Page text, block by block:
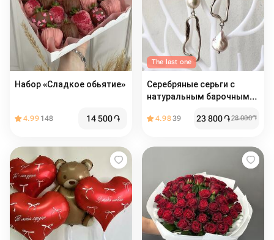
Набор «Сладкое обьятие»
4.99 148 14 500֏
The last one
Серебряные серьги с
натуральным барочным
4.9839 23 800֏28 000֏